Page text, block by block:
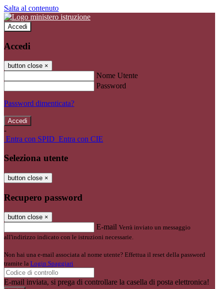
Salta al contenuto
Accedi
Accedi
button close ×
Nome Utente
Password
Password dimenticata?
-
Entra con SPID Entra con CIE
Seleziona utente
button close ×
Recupero password
button close ×
E-mail Verrà inviato un messaggio
all'indirizzo indicato con le istruzioni necessarie.
Non hai una e-mail associata al nome utente? Effettua il reset della password
tramite la Login Spaggiari
E-mail inviata, si prega di controllare la casella di posta elettronica!